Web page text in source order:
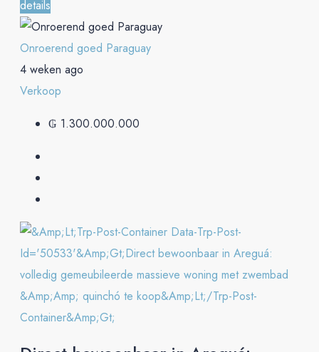
details
Onroerend goed Paraguay
4 weken ago
Verkoop
₲ 1.300.000.000